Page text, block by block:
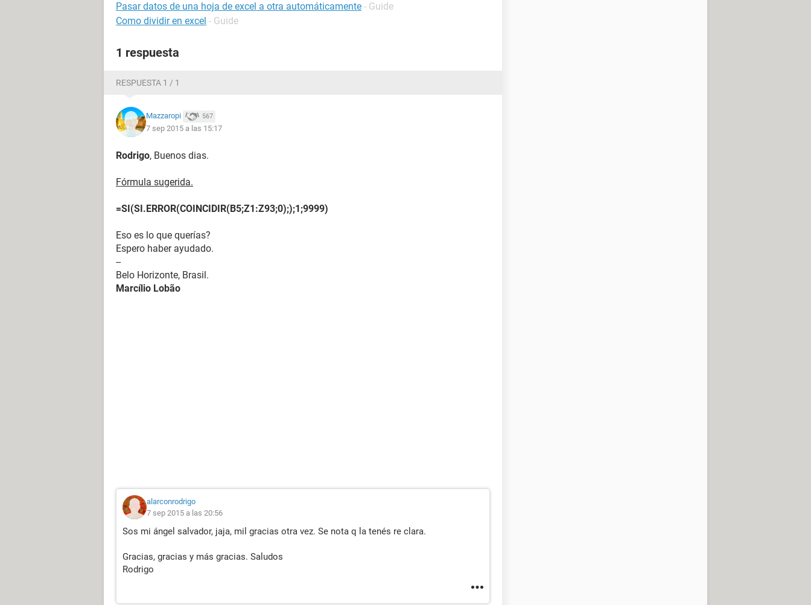
Pasar datos de una hoja de excel a otra automáticamente - Guide
Como dividir en excel - Guide
1 respuesta
RESPUESTA 1 / 1
Mazzaropi 567
7 sep 2015 a las 15:17
Rodrigo, Buenos dias.
Fórmula sugerida.
=SI(SI.ERROR(COINCIDIR(B5;Z1:Z93;0););1;9999)
Eso es lo que querías?
Espero haber ayudado.
--
Belo Horizonte, Brasil.
Marcílio Lobão
alarconrodrigo
7 sep 2015 a las 20:56
Sos mi ángel salvador, jaja, mil gracias otra vez. Se nota q la tenés re clara.
Gracias, gracias y más gracias. Saludos
Rodrigo